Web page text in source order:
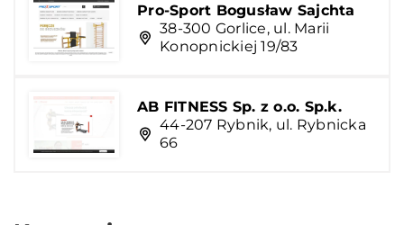
Pro-Sport Bogusław Sajchta
38-300 Gorlice, ul. Marii
Konopnickiej 19/83
AB FITNESS Sp. z o.o. Sp.k.
44-207 Rybnik, ul. Rybnicka
66